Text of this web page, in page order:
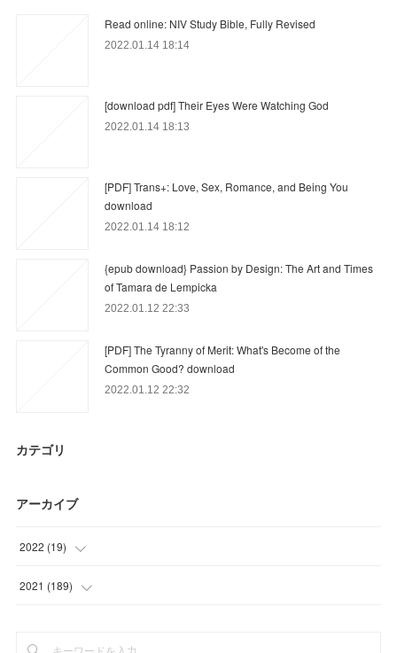
Read online: NIV Study Bible, Fully Revised
2022.01.14 18:14
[download pdf] Their Eyes Were Watching God
2022.01.14 18:13
[PDF] Trans+: Love, Sex, Romance, and Being You
download
2022.01.14 18:12
{epub download} Passion by Design: The Art and Times
of Tamara de Lempicka
2022.01.12 22:33
[PDF] The Tyranny of Merit: What's Become of the
Common Good? download
2022.01.12 22:32
カテゴリ
アーカイブ
2022 (19)
(19
2021 (189)